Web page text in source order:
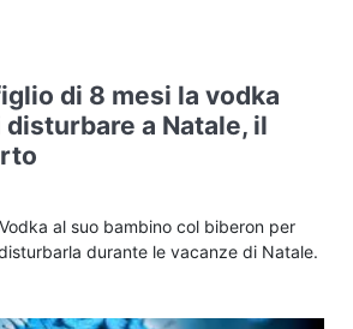
di 8 mesi la vodka
a Natale, il
al suo bambino col biberon per
durante le vacanze di Natale.